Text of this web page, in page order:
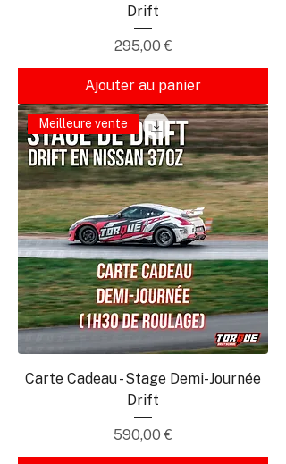
Drift
Prix
295,00 €
Ajouter au panier
Meilleure vente
Carte Cadeau - Stage Demi-Journée
Drift
Prix
590,00 €